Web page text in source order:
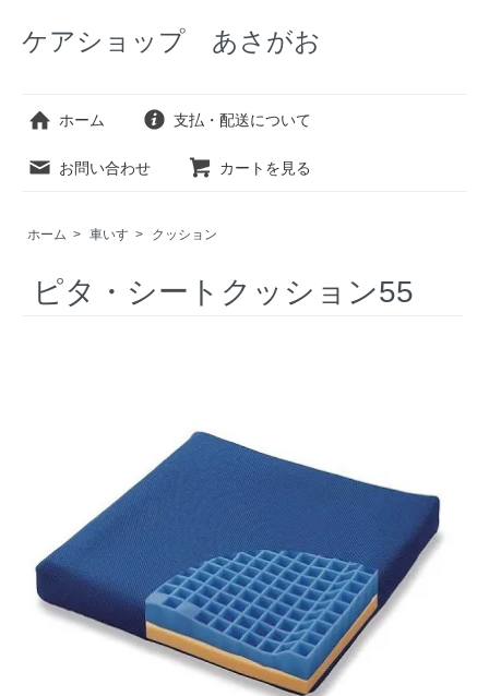
ケアショップ あさがお
ホーム 支払・配送について
お問い合わせ カートを見る
ホーム > 車いす > クッション
ピタ・シートクッション55